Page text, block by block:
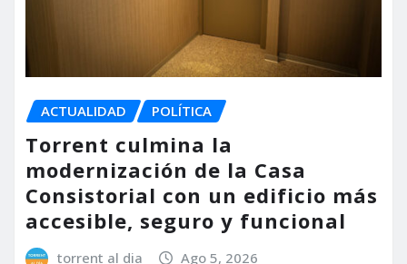
ACTUALIDAD POLÍTICA
Torrent culmina la
modernización de la Casa
Consistorial con un edificio más
accesible, seguro y funcional
torrent al dia Ago 5, 2026